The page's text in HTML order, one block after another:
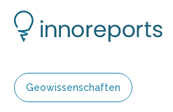
Geowissenschaften